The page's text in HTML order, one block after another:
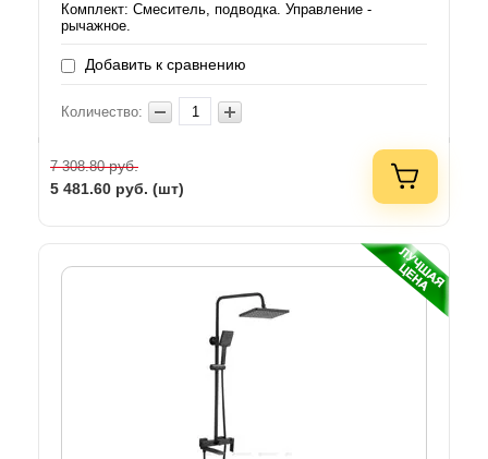
Комплект: Смеситель, подводка. Управление -
рычажное.
Добавить к сравнению
Количество:
7 308.80руб.
5 481.60 руб. (шт)